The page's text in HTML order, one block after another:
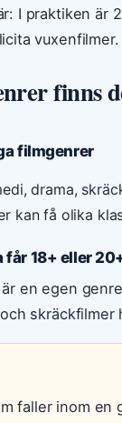
I praktiken är
vuxenfilmer.
finns
filmgenrer
drama,
kan få olika
får 18+ eller
en egen
skräckfilmer
faller inom en